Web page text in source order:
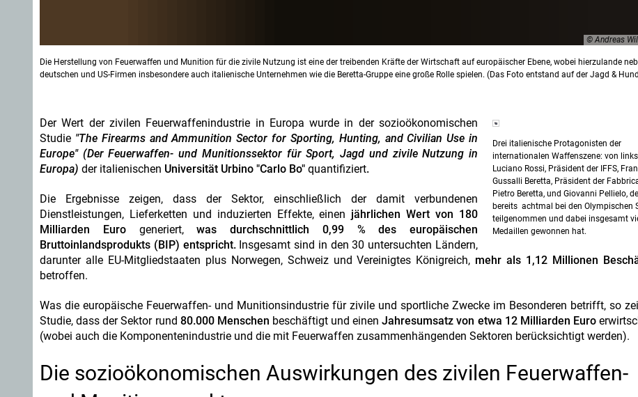
© Andreas
Die Herstellung von Feuerwaffen und Munition für die zivile Nutzung ist eine der treibenden Kräfte der Wirtschaft auf europäischer Ebene, wobei hierzulande
deutschen und US-Firmen insbesondere auch italienische Unternehmen wie die Beretta-Gruppe eine große Rolle spielen. (Das Foto entstand auf der Jagd &
Drei italienische Protagonisten der
internationalen Waffenszene: von links
Luciano Rossi, Präsident der IFFS,
Gussalli Beretta, Präsident der
Pietro Beretta, und Giovanni Pellielo,
bereits achtmal bei den Olympischen
teilgenommen und dabei insgesamt
Medaillen gewonnen hat.
Der Wert der zivilen Feuerwaffenindustrie in Europa wurde in der sozioökonomischen
Studie "The Firearms and Ammunition Sector for Sporting, Hunting, and Civilian Use in
Europe" (Der Feuerwaffen- und Munitionssektor für Sport, Jagd und zivile Nutzung in
Europa) der italienischen Universität Urbino "Carlo Bo" quantifiziert.
Die Ergebnisse zeigen, dass der Sektor, einschließlich der damit verbundenen
Dienstleistungen, Lieferketten und induzierten Effekte, einen jährlichen Wert von 180
Milliarden Eurogeneriert,was durchschnittlich 0,99 % des europäischen
Bruttoinlandsprodukts (BIP) entspricht. Insgesamt sind in den 30 untersuchten Ländern,
darunter alle EU-Mitgliedstaaten plus Norwegen, Schweiz und Vereinigtes Königreich, mehr als 1,12 Millionen
betroffen.
Was die europäische Feuerwaffen- und Munitionsindustrie für zivile und sportliche Zwecke im Besonderen betrifft, so
Studie, dass der Sektor rund 80.000 Menschen beschäftigt und einenJahresumsatz von etwa 12 Milliarden Euro
(wobei auch die Komponentenindustrie und die mit Feuerwaffen zusammenhängenden Sektoren berücksichtigt werden).
Die sozioökonomischen Auswirkungen des zivilen Feuerwaffen-